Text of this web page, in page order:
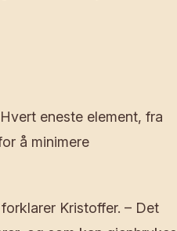
eneste element, fra
å minimere
Kristoffer. – Det